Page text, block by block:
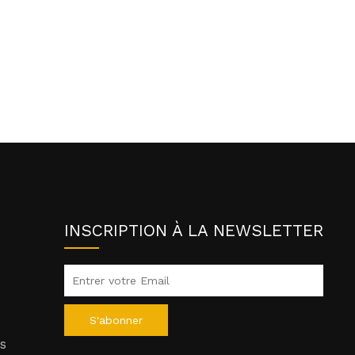
INSCRIPTION À LA NEWSLETTER
S'abonner